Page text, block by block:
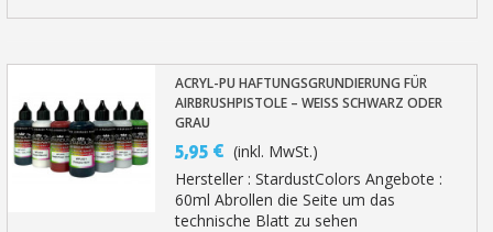
ACRYL-PU HAFTUNGSGRUNDIERUNG FÜR
AIRBRUSHPISTOLE – WEISS SCHWARZ ODER G
RAU
5,95 € (inkl. MwSt.)
Hersteller : StardustColors Angebote :
60ml Abrollen die Seite um das
technische Blatt zu sehen